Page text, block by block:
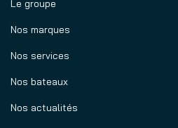
Le groupe
Nos marques
Nos services
Nos bateaux
Nos actualités